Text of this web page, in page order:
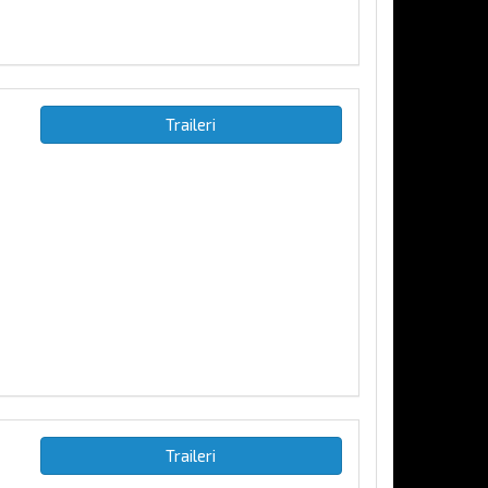
Traileri
Traileri